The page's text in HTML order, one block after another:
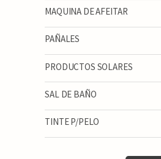
MAQUINA DE AFEITAR
PAÑALES
PRODUCTOS SOLARES
SAL DE BAÑO
TINTE P/PELO